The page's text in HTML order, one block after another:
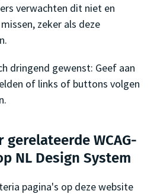
verwachten dit niet en
zeker als deze
dringend gewenst: Geef aan
of links of buttons volgen
gerelateerde WCAG-
NL Design System
pagina's op deze website